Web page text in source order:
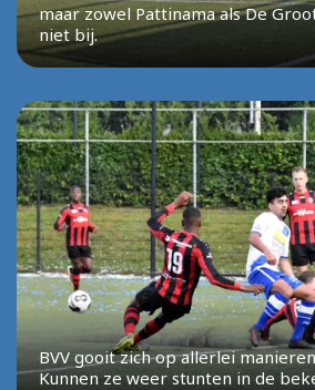
maar zowel Pattinama als De
niet bij.
BVV gooit zich op allerlei
Kunnen ze weer stunten in de